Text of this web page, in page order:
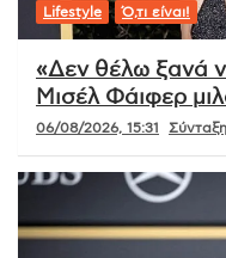
Lifestyle Ό,τι είναι!
«Δεν θέλω ξανά
Μισέλ Φάιφερ
06/08/2026, 15:31